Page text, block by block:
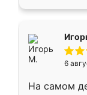
6
На самом